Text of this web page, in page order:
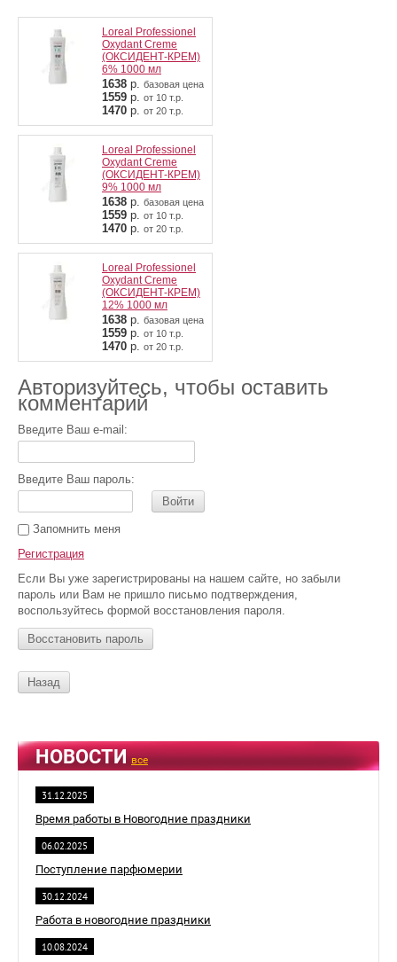
НОВОСТИвсе
31.12.2025
Время работы в Новогодние праздники
06.02.2025
Поступление парфюмерии
30.12.2024
Работа в новогодние праздники
10.08.2024
Loreal Professionel
Oxydant Creme
(ОКСИДЕНТ-КРЕМ)
6% 1000 мл
1638 р. базовая цена
1559 р. от 10 т.р.
1470 р. от 20 т.р.
Loreal Professionel
Oxydant Creme
(ОКСИДЕНТ-КРЕМ)
9% 1000 мл
1638 р. базовая цена
1559 р. от 10 т.р.
1470 р. от 20 т.р.
Loreal Professionel
Oxydant Creme
(ОКСИДЕНТ-КРЕМ)
12% 1000 мл
1638 р. базовая цена
1559 р. от 10 т.р.
1470 р. от 20 т.р.
Авторизуйтесь, чтобы оставить
комментарий
Введите Ваш e-mail:
Введите Ваш пароль:
Войти
Запомнить меня
Регистрация
Если Вы уже зарегистрированы на нашем сайте, но забыли
пароль или Вам не пришло письмо подтверждения,
воспользуйтесь формой восстановления пароля.
Восстановить пароль
Назад